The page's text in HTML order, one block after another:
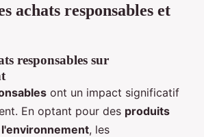
achats responsables et
responsables sur
ont un impact significatif
En optant pour des produits
, les